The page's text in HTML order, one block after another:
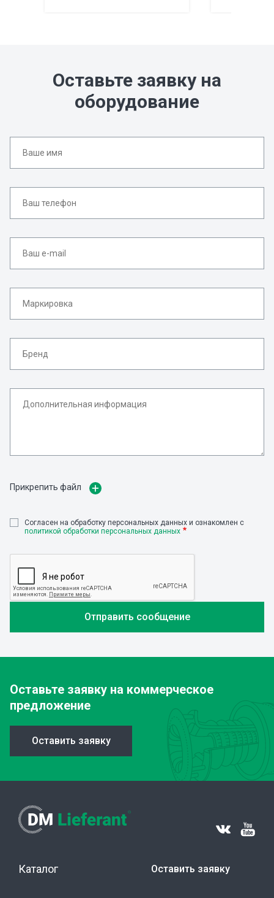
Оставьте заявку на
оборудование
Прикрепить файл
Cогласен на обработку персональных данных и ознакомлен с
политикой обработки персональных данных
Оставьте заявку на коммерческое
предложение
Оставить заявку
Каталог Оставить заявку